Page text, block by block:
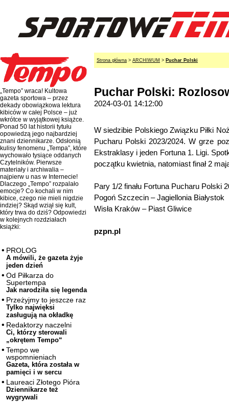
„Tempo” wraca! Kultowa
gazeta sportowa – przez
dekady obowiązkowa lektura
kibiców w całej Polsce – już
wkrótce w wyjątkowej książce.
Ponad 50 lat historii tytułu
opowiedzą jego najbardziej
znani dziennikarze. Odsłonią
kulisy fenomenu „Tempa”, które
wychowało tysiące oddanych
Czytelników. Pierwsze
materiały i archiwalia –
najpierw u nas w Internecie!
Dlaczego „Tempo” rozpalało
emocje? Co kochali w nim
kibice, czego nie mieli nigdzie
indziej? Skąd wziął się kult,
który trwa do dziś? Odpowiedzi
w kolejnych rozdziałach
książki:
PROLOG
A mówili, że gazeta żyje
jeden dzień
Od Piłkarza do
Supertempa
Jak narodziła się legenda
Przeżyjmy to jeszcze raz
Tylko najwięksi
zasługują na okładkę
Redaktorzy naczelni
Ci, którzy sterowali
„okrętem Tempo“
Tempo we
wspomnieniach
Gazeta, która została w
pamięci i w sercu
Laureaci Złotego Pióra
Dziennikarze też
wygrywali
Strona główna > ARCHIWUM > Puchar Polski
Puchar Polski:
2024-03-01 14:12:00
W siedzibie Polskiego Związku Piłki
Pucharu Polski 2023/2024. W grze
Ekstraklasy i jeden Fortuna 1. Ligi.
początku kwietnia, natomiast finał 2
Pary 1/2 finału Fortuna Pucharu Polski
Pogoń Szczecin – Jagiellonia Białystok
Wisła Kraków – Piast Gliwice
pzpn.pl